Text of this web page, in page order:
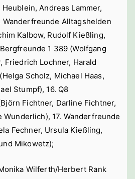
Andreas Lammer,
Alltagshelden
Kalbow, Rudolf Kießling,
1 389 (Wolfgang
Friedrich Lochner, Harald
Scholz, Michael Haas,
Stumpf), 16. Q8
Fichtner, Darline Fichtner,
17. Wanderfreunde
Fechner, Ursula Kießling,
Mikowetz);
Wilferth/Herbert Rank